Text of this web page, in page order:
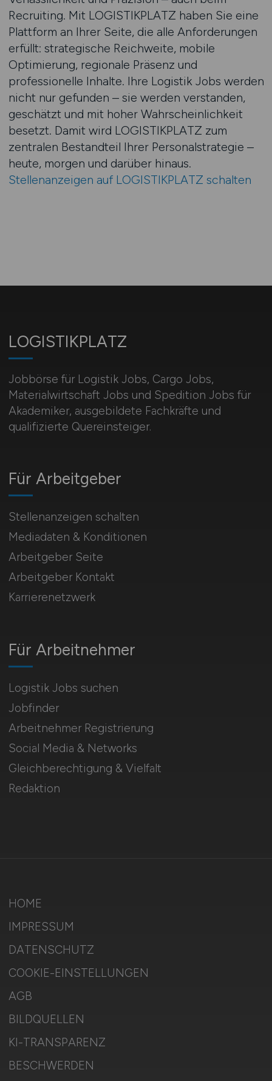
Recruiting. Mit LOGISTIKPLATZ haben Sie eine
Plattform an Ihrer Seite, die alle Anforderungen
erfüllt: strategische Reichweite, mobile
Optimierung, regionale Präsenz und
professionelle Inhalte. Ihre Logistik Jobs werden
nicht nur gefunden – sie werden verstanden,
geschätzt und mit hoher Wahrscheinlichkeit
besetzt. Damit wird LOGISTIKPLATZ zum
zentralen Bestandteil Ihrer Personalstrategie –
heute, morgen und darüber hinaus.
Stellenanzeigen auf LOGISTIKPLATZ schalten
LOGISTIKPLATZ
Jobbörse für Logistik Jobs, Cargo Jobs,
Materialwirtschaft Jobs und Spedition Jobs für
Akademiker, ausgebildete Fachkräfte und
qualifizierte Quereinsteiger.
Für Arbeitnehmer
Logistik Jobs suchen
Jobfinder
Arbeitnehmer Registrierung
Social Media & Networks
Gleichberechtigung & Vielfalt
Redaktion
Für Arbeitgeber
Stellenanzeigen schalten
Mediadaten & Konditionen
Arbeitgeber Seite
Arbeitgeber Kontakt
Karrierenetzwerk
HOME
IMPRESSUM
DATENSCHUTZ
COOKIE-EINSTELLUNGEN
AGB
BILDQUELLEN
KI-TRANSPARENZ
BESCHWERDEN